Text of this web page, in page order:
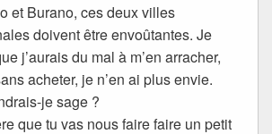
et Burano, ces deux villes
doivent être envoûtantes. Je
j’aurais du mal à m’en arracher,
acheter, je n’en ai plus envie.
je sage ?
que tu vas nous faire faire un petit